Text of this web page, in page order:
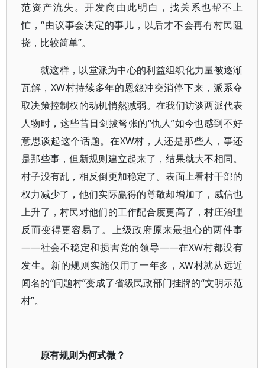
范资产流失。开发商由此明白，找关系也帮不上
忙，“由议事会决定的事儿，以后才不会再有村民阻
挠，比较简单”。
就这样，以堂派为中心的利益组织化力量被逐渐
瓦解，XW村持续多年的恩怨冲突消停下来，派系夺
取决策控制权的动机悄然减弱。在我们访谈两派代表
人物时，这些昔日剑拔弩张的“仇人”如今也感到不好
意思谈起这个话题。在XW村，人还是那些人，事还
是那些事，但新规则建立起来了，结果就大不相同。
村子没有乱，相反倒更加稳定了。表面上看村干部的
权力减少了，他们实际赢得的尊敬却增加了，威信也
上升了，村民对他们的工作配合度更高了，村庄治理
反而变得更容易了。上级政府原来最担心的两件事
——社会不稳定和损害党的领导——在XW村都没有
发生。新的规则实施仅用了一年多，XW村就从远近
闻名的“问题村”变成了省级民政部门挂牌的“文明示范
村”。
原有规则为何式微？